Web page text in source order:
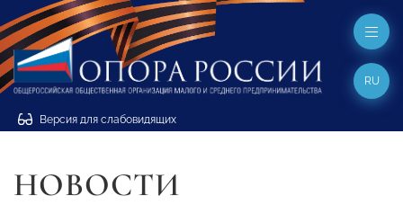
Версия для слабовидящих
RU
НОВОСТИ